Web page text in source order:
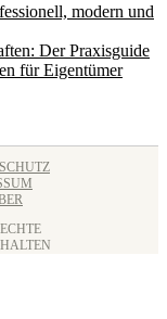
modern und
Der Praxisguide
für Eigentümer